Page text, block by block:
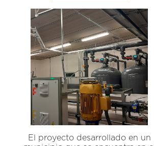
El proyecto desarrollado en un